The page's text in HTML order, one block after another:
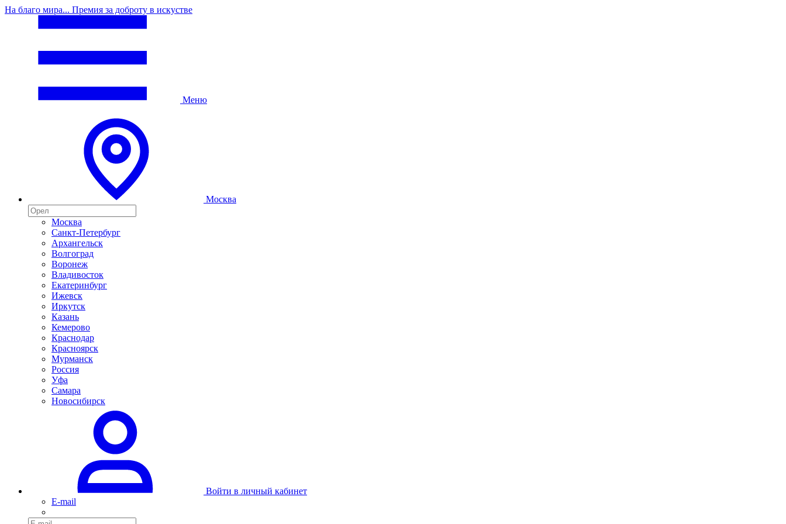
На благо мира... Премия за доброту в искустве
Меню
Москва
Москва
Санкт-Петербург
Архангельск
Волгоград
Воронеж
Владивосток
Екатеринбург
Ижевск
Иркутск
Казань
Кемерово
Краснодар
Красноярск
Мурманск
Россия
Уфа
Самара
Новосибирск
Войти в личный кабинет
E-mail